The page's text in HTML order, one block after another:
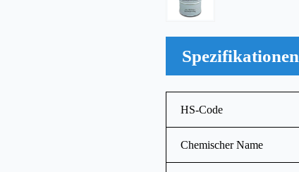
Spezifikationen
HS-Code
Chemischer Name